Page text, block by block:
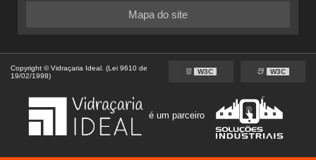
Mapa do site
Copyright © Vidraçaria Ideal. (Lei 9610 de
19/02/1998)
W3C W3C
é um parceiro